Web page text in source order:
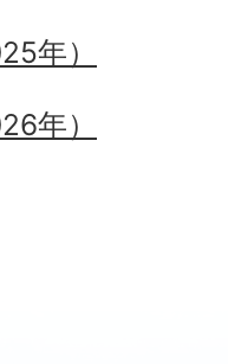
年）
年）